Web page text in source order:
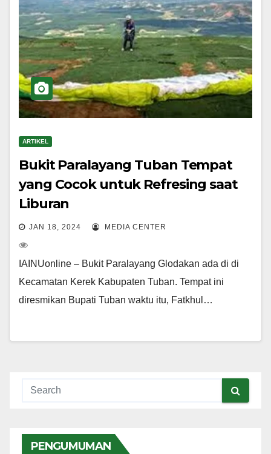
ARTIKEL
Bukit Paralayang Tuban Tempat
yang Cocok untuk Refresing saat
Liburan
JAN 18, 2024 MEDIA CENTER
IAINUonline – Bukit Paralayang Glodakan ada di di
Kecamatan Kerek Kabupaten Tuban. Tempat ini
diresmikan Bupati Tuban waktu itu, Fatkhul…
PENGUMUMAN